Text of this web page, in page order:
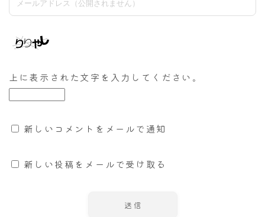
上に表示された文字を入力してください。
新しいコメントをメールで通知
新しい投稿をメールで受け取る